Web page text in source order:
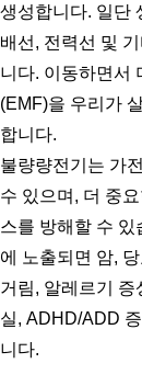
생성합니다. 일단
배선, 전력선 및
니다. 이동하면서
(EMF)을 우리가
합니다.
불량량전기는 가
수 있으며, 더 중
스를 방해할 수 있
에 노출되면 암,
거림, 알레르기 증
실, ADHD/ADD
니다.